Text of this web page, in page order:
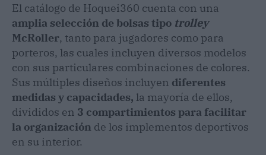
El catálogo de Hoquei360 cuenta con una
amplia selección de bolsas tipo trolley
McRoller, tanto para jugadores como para
porteros, las cuales incluyen diversos modelos
con sus particulares combinaciones de colores.
Sus múltiples diseños incluyen diferentes
medidas y capacidades, la mayoría de ellos,
divididos en 3 compartimientos para facilitar
la organización de los implementos deportivos
en su interior.